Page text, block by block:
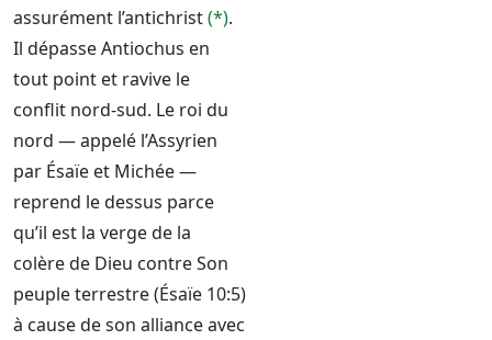
assurément l’antichrist(*).
Il dépasse Antiochus en
tout point et ravive le
conflit nord-sud. Le roi du
nord — appelé l’Assyrien
par Ésaïe et Michée —
reprend le dessus parce
qu’il est la verge de la
colère de Dieu contre Son
peuple terrestre (Ésaïe 10:5)
à cause de son alliance avec